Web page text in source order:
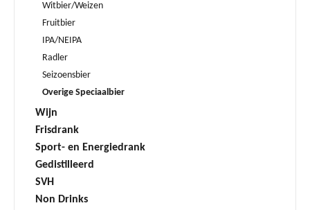
Witbier/Weizen
Fruitbier
IPA/NEIPA
Radler
Seizoensbier
Overige Speciaalbier
Wijn
Frisdrank
Sport- en Energiedrank
Gedistilleerd
SVH
Non Drinks